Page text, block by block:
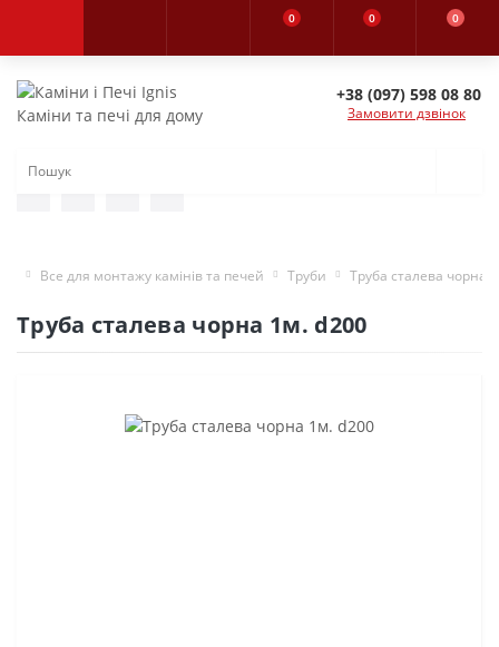
0 0 0
Каміни та печі для дому
+38 (097) 598 08 80
Замовити дзвінок
Все для монтажу камінів та печей Труби Труба сталева чорна
Труба сталева чорна 1м. d200